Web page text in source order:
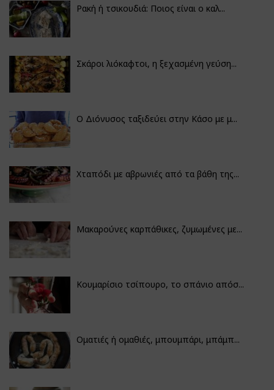
Ρακή ή τσικουδιά: Ποιος είναι ο καλ...
Σκάροι λιόκαφτοι, η ξεχασμένη γεύση...
Ο Διόνυσος ταξιδεύει στην Κάσο με μ...
Χταπόδι με αβρωνιές από τα βάθη της...
Μακαρούνες καρπάθικες, ζυμωμένες με...
Κουμαρίσιο τσίπουρο, το σπάνιο απόσ...
Οματιές ή ομαθιές, μπουμπάρι, μπάμπ...